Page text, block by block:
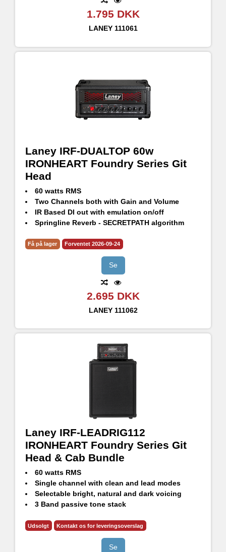
1.795 DKK
LANEY 111061
Laney IRF-DUALTOP 60w
IRONHEART Foundry Series Git
Head
60 watts RMS
Two Channels both with Gain and Volume
IR Based DI out with emulation on/off
Springline Reverb - SECRETPATH algorithm
CH2 with selectable Bright, Flat and Dark voicing
Input pre-boost level and footswitch with LED indicator.
Få på lager Forventet 2026-09-24
Se
2.695 DKK
LANEY 111062
Laney IRF-LEADRIG112
IRONHEART Foundry Series Git
Head & Cab Bundle
60 watts RMS
Single channel with clean and lead modes
Selectable bright, natural and dark voicing
3 Band passive tone stack
1x12" HH Designed High Performance drivers - H1260
Udsolgt Kontakt os for leveringsoverslag
Se